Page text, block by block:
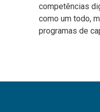
competências
como um todo,
programas de